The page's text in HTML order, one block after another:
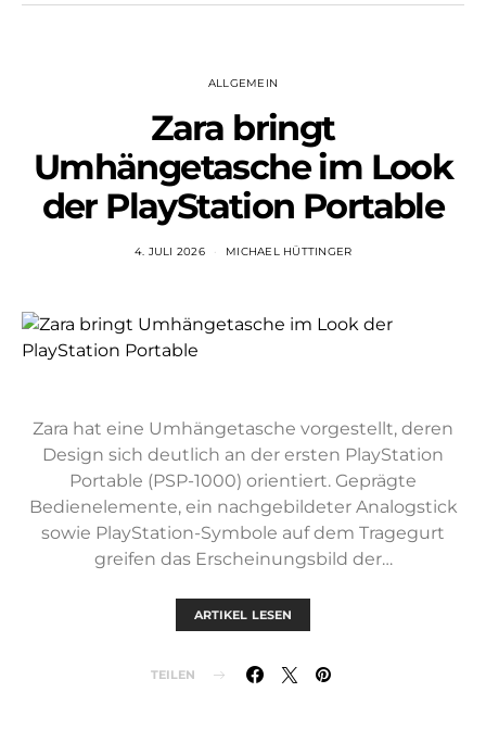
ALLGEMEIN
Zara bringt
Umhängetasche im Look
der PlayStation Portable
4. JULI 2026 MICHAEL HÜTTINGER
Zara hat eine Umhängetasche vorgestellt, deren
Design sich deutlich an der ersten PlayStation
Portable (PSP-1000) orientiert. Geprägte
Bedienelemente, ein nachgebildeter Analogstick
sowie PlayStation-Symbole auf dem Tragegurt
greifen das Erscheinungsbild der…
ARTIKEL LESEN
TEILEN